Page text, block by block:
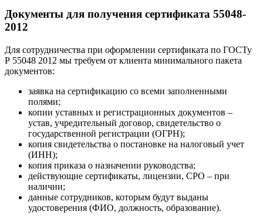
Документы для получения сертификата 55048-
2012
Для сотрудничества при оформлении сертификата по ГОСТу
Р 55048 2012 мы требуем от клиента минимального пакета
документов:
заявка на сертификацию со всеми заполненными
полями;
копии уставных и регистрационных документов –
устав, учредительный договор, свидетельство о
государственной регистрации (ОГРН);
копия свидетельства о постановке на налоговый учет
(ИНН);
копия приказа о назначении руководства;
действующие сертификаты, лицензии, СРО – при
наличии;
данные сотрудников, которым будут выданы
удостоверения (ФИО, должность, образование).